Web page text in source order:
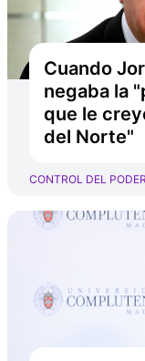
Cuando
negaba la
que le
del Norte"
CONTROL DEL PODER